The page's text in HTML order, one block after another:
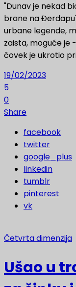
"Dunav je nekad
brane na
urbane legende,
zaista, moguće
čovek je ukrotio
19/02/2023
5
0
Share
facebook
twitter
google_plus
linkedin
tumblr
pinterest
vk
Četvrta dimenzija
Ušao u